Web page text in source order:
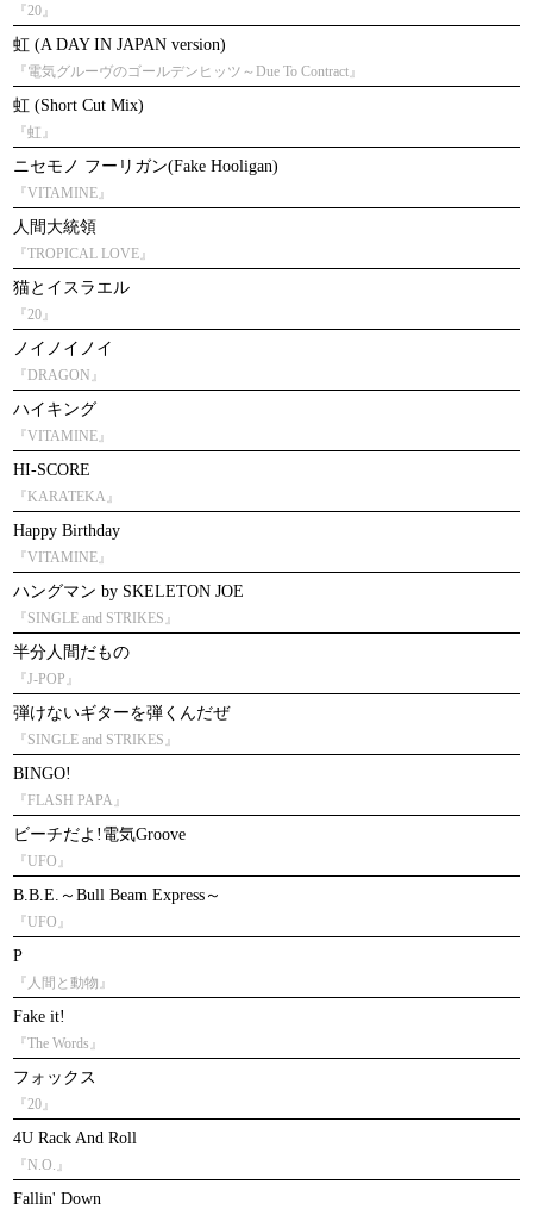
『20』
虹 (A DAY IN JAPAN version)
『電気グルーヴのゴールデンヒッツ～Due To Contract』
虹 (Short Cut Mix)
『虹』
ニセモノ フーリガン(Fake Hooligan)
『VITAMINE』
人間大統領
『TROPICAL LOVE』
猫とイスラエル
『20』
ノイノイノイ
『DRAGON』
ハイキング
『VITAMINE』
HI-SCORE
『KARATEKA』
Happy Birthday
『VITAMINE』
ハングマン by SKELETON JOE
『SINGLE and STRIKES』
半分人間だもの
『J-POP』
弾けないギターを弾くんだぜ
『SINGLE and STRIKES』
BINGO!
『FLASH PAPA』
ビーチだよ!電気Groove
『UFO』
B.B.E.～Bull Beam Express～
『UFO』
P
『人間と動物』
Fake it!
『The Words』
フォックス
『20』
4U Rack And Roll
『N.O.』
Fallin' Down